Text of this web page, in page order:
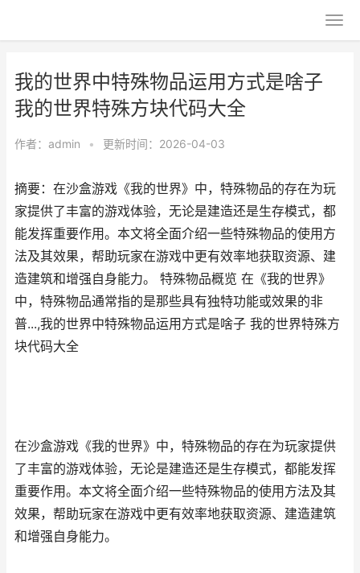
我的世界中特殊物品运用方式是啥子
我的世界特殊方块代码大全
作者： admin • 更新时间：2026-04-03
摘要：在沙盒游戏《我的世界》中，特殊物品的存在为玩
家提供了丰富的游戏体验，无论是建造还是生存模式，都
能发挥重要作用。本文将全面介绍一些特殊物品的使用方
法及其效果，帮助玩家在游戏中更有效率地获取资源、建
造建筑和增强自身能力。 特殊物品概览 在《我的世界》
中，特殊物品通常指的是那些具有独特功能或效果的非
普...,我的世界中特殊物品运用方式是啥子 我的世界特殊方
块代码大全
在沙盒游戏《我的世界》中，特殊物品的存在为玩家提供
了丰富的游戏体验，无论是建造还是生存模式，都能发挥
重要作用。本文将全面介绍一些特殊物品的使用方法及其
效果，帮助玩家在游戏中更有效率地获取资源、建造建筑
和增强自身能力。